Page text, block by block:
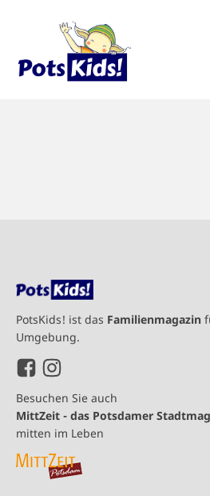
PotsKids! ist das Familienmagazin
Umgebung.
Besuchen Sie auch
MittZeit - das Potsdamer
mitten im Leben